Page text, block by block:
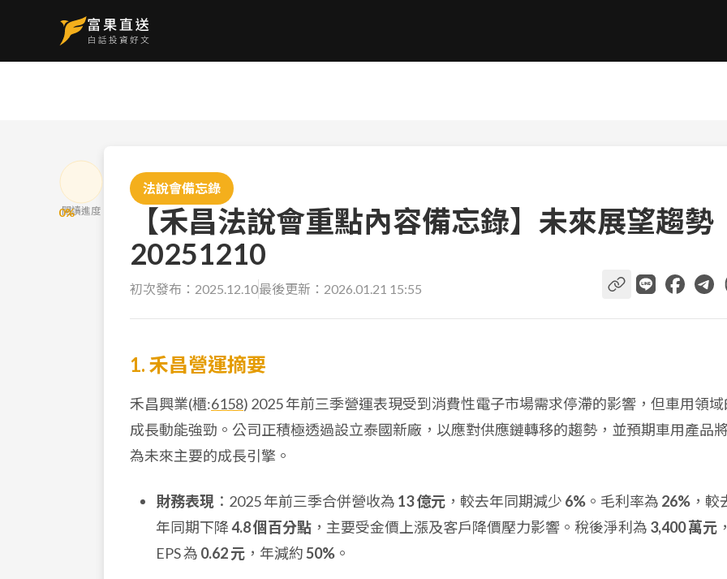
0%
閱讀進度
法說會備忘錄
【禾昌法說會重點內容備忘錄】未來展望趨勢
20251210
初次發布： 2025.12.10最後更新： 2026.01.21 15:55
1. 禾昌營運摘要
禾昌興業(櫃:6158) 2025 年前三季營運表現受到消費性電子市場需求停滯的影響，但車用領域
成長動能強勁。公司正積極透過設立泰國新廠，以應對供應鏈轉移的趨勢，並預期車用產品
為未來主要的成長引擎。
財務表現 ：2025 年前三季合併營收為 13 億元 ，較去年同期減少 6% 。毛利率為 26% ，較
年同期下降4.8 個百分點 ，主要受金價上漲及客戶降價壓力影響。稅後淨利為 3,400 萬元 ，
EPS 為 0.62 元 ，年減約50% 。